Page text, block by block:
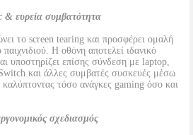
ευρεία συμβατότητα
το screen tearing και προσφέρει ομαλή
Η οθόνη αποτελεί ιδανικό
υποστηρίζει επίσης σύνδεση με laptop,
και άλλες συμβατές συσκευές μέσω
τόσο ανάγκες gaming όσο και
σχεδιασμός